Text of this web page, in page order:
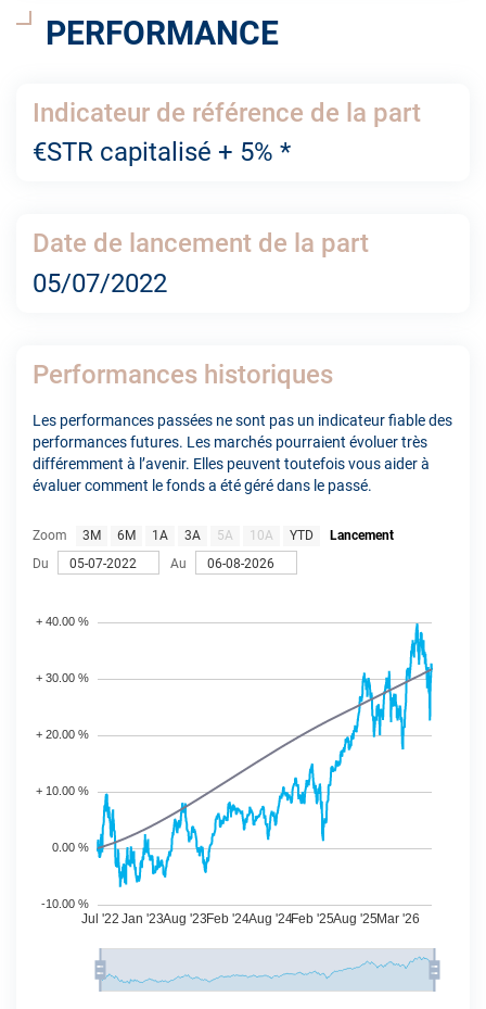
PERFORMANCE
Indicateur de référence de la part
€STR capitalisé + 5% *
Date de lancement de la part
05/07/2022
Performances historiques
Les performances passées ne sont pas un indicateur fiable des
performances futures. Les marchés pourraient évoluer très
différemment à l’avenir. Elles peuvent toutefois vous aider à
évaluer comment le fonds a été géré dans le passé.
Zoom 3M 6M 1A 3A 5A 10A YTD
Lancement
Du
Au